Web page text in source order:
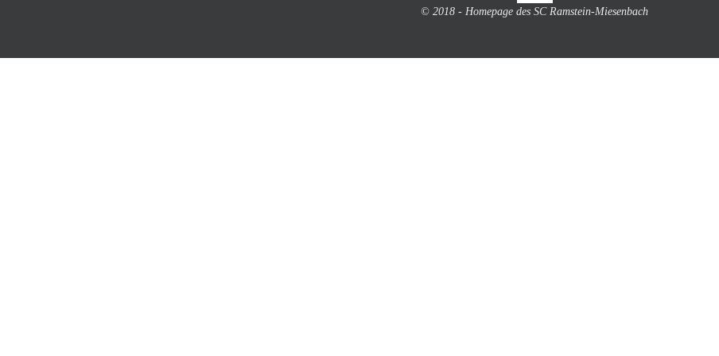
© 2018 - Homepage des SC Ramstein-Miesenbach